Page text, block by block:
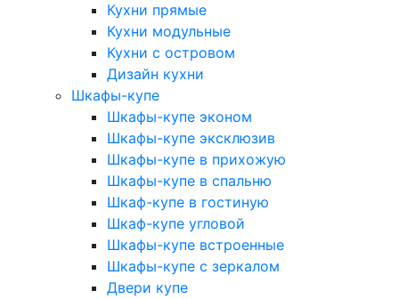
Кухни прямые
Кухни модульные
Кухни с островом
Дизайн кухни
Шкафы-купе
Шкафы-купе эконом
Шкафы-купе эксклюзив
Шкафы-купе в прихожую
Шкафы-купе в спальню
Шкаф-купе в гостиную
Шкаф-купе угловой
Шкафы-купе встроенные
Шкафы-купе с зеркалом
Двери купе